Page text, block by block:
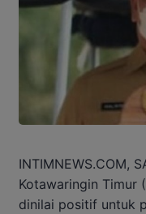
INTIMNEWS.COM,
Kotawaringin Timur
dinilai positif untuk